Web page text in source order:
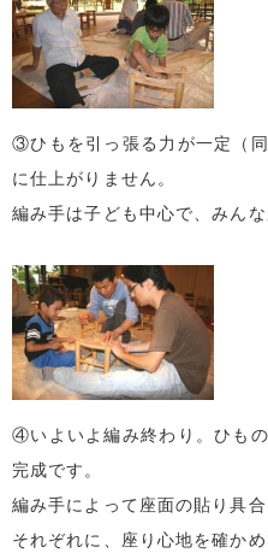
③ひもを引っ張る力が一定（
に仕上がりません。
編み手は子ども中心で、みんな
④いよいよ編み終わり。ひも
完成です。
編み手によって座面の貼り具合
それぞれに、座り心地を確かめ